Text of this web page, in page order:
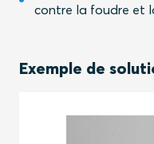
contre la foudre et
Exemple de